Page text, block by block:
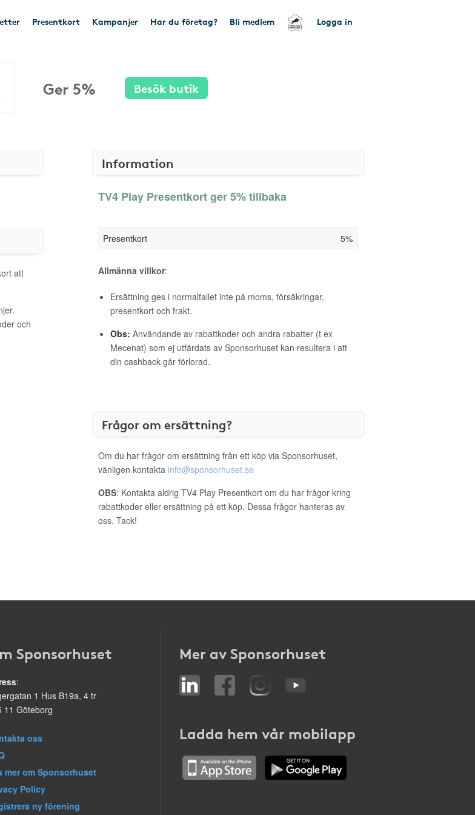
Presentkort Kampanjer Har du företag? Bli medlem Logga in
Ger 5% Besök butik
att
och
Information
TV4 Play Presentkort ger 5% tillbaka
Presentkort 5%
Allmänna villkor:
Ersättning ges i normalfallet inte på moms, försäkringar,
presentkort och frakt.
Obs: Användande av rabattkoder och andra rabatter (t ex
Mecenat) som ej utfärdats av Sponsorhuset kan resultera i att
din cashback går förlorad.
Frågor om ersättning?
Om du har frågor om ersättning från ett köp via Sponsorhuset,
vänligen kontakta info@sponsorhuset.se
OBS: Kontakta aldrig TV4 Play Presentkort om du har frågor kring
rabattkoder eller ersättning på ett köp. Dessa frågor hanteras av
oss. Tack!
Sponsorhuset
:
1 Hus B19a, 4 tr
11 Göteborg
oss
mer om Sponsorhuset
Policy
ny förening
Mer av Sponsorhuset
Ladda hem vår mobilapp